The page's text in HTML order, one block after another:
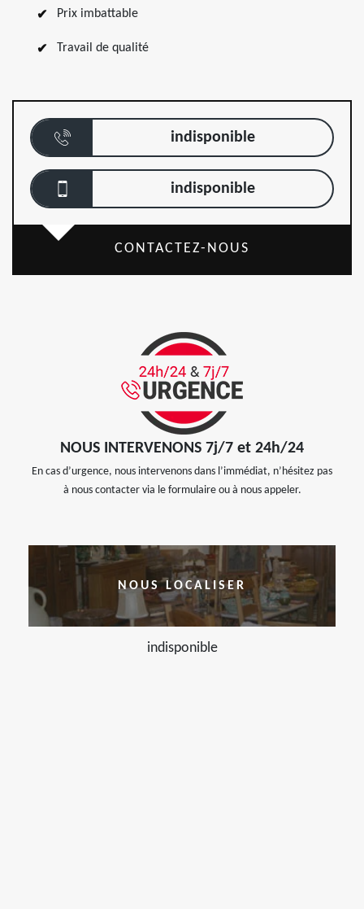
Prix imbattable
Travail de qualité
indisponible
indisponible
CONTACTEZ-NOUS
NOUS INTERVENONS 7j/7 et 24h/24
En cas d’urgence, nous intervenons dans l’immédiat, n’hésitez pas
à nous contacter via le formulaire ou à nous appeler.
NOUS LOCALISER
indisponible